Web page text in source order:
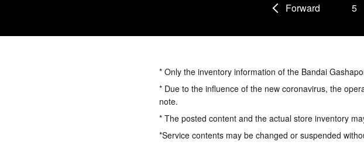
Forward 5
* Only the inventory information of the Bandai
* Due to the influence of the new coronavirus, the
note.
* The posted content and the actual store inventory
*Service contents may be changed or suspended